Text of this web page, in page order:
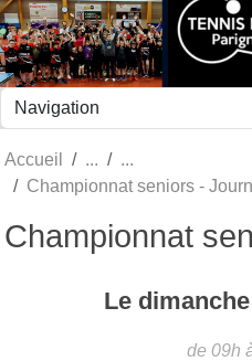
Accueil
Championnat seniors -
Championnat
Le dimanche
de 09h
Panneau de gestion des